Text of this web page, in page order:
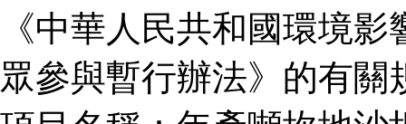
《中華人民共和國環境
眾參與暫行辦法》的有